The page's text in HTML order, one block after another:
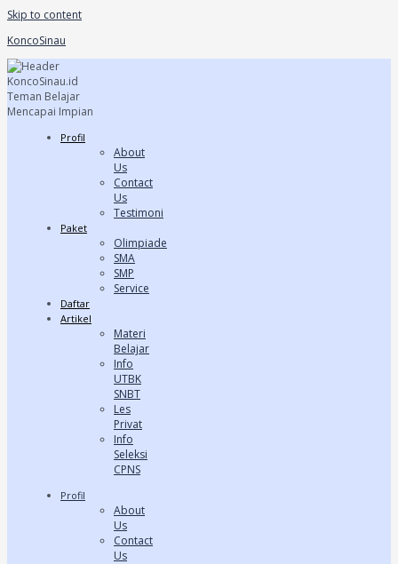
Skip to content
KoncoSinau
Profil
About
Us
Contact
Us
Testimoni
Paket
Olimpiade
SMA
SMP
Service
Daftar
Artikel
Materi
Belajar
Info
UTBK
SNBT
Les
Privat
Info
Seleksi
CPNS
Profil
About
Us
Contact
Us